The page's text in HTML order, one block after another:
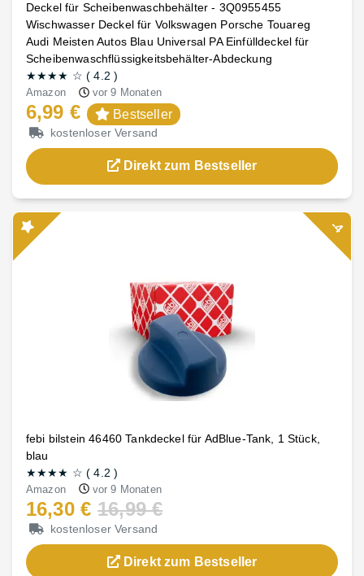
Deckel für Scheibenwaschbehälter - 3Q0955455
Wischwasser Deckel für Volkswagen Porsche Touareg
Audi Meisten Autos Blau Universal PA Einfülldeckel für
Scheibenwaschflüssigkeitsbehälter-Abdeckung
★★★★ ☆ (4.2 )
Amazon vor 9 Monaten
6,99 € Bestseller
kostenloser Versand
Direkt zum Bestseller
febi bilstein 46460 Tankdeckel für AdBlue-Tank, 1 Stück,
blau
★★★★ ☆ (4.2 )
Amazon vor 9 Monaten
16,30 € 16,99 €
kostenloser Versand
Direkt zum Bestseller
-4